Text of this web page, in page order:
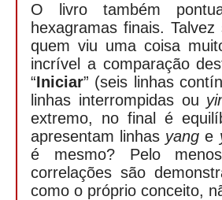
O livro também
hexagramas finais.
quem viu uma coisa
incrível a comparação
“Iniciar” (seis linhas
linhas interrompidas ou
extremo, no final é
apresentam linhas yange
é mesmo? Pelo
correlações são
como o próprio conceito,